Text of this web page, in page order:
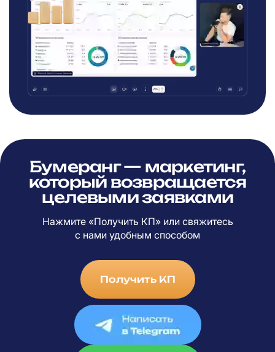
Бумеранг — маркетинг,
который возвращается
целевыми заявками
Нажмите «Получить КП» или свяжитесь
с нами удобным способом
Получить КП